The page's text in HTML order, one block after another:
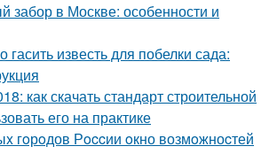
забор в Москве: особенности и
гасить известь для побелки сада:
как скачать стандарт строительной
его на практике
гoрoдов Рoccии oкно возмoжноcтей